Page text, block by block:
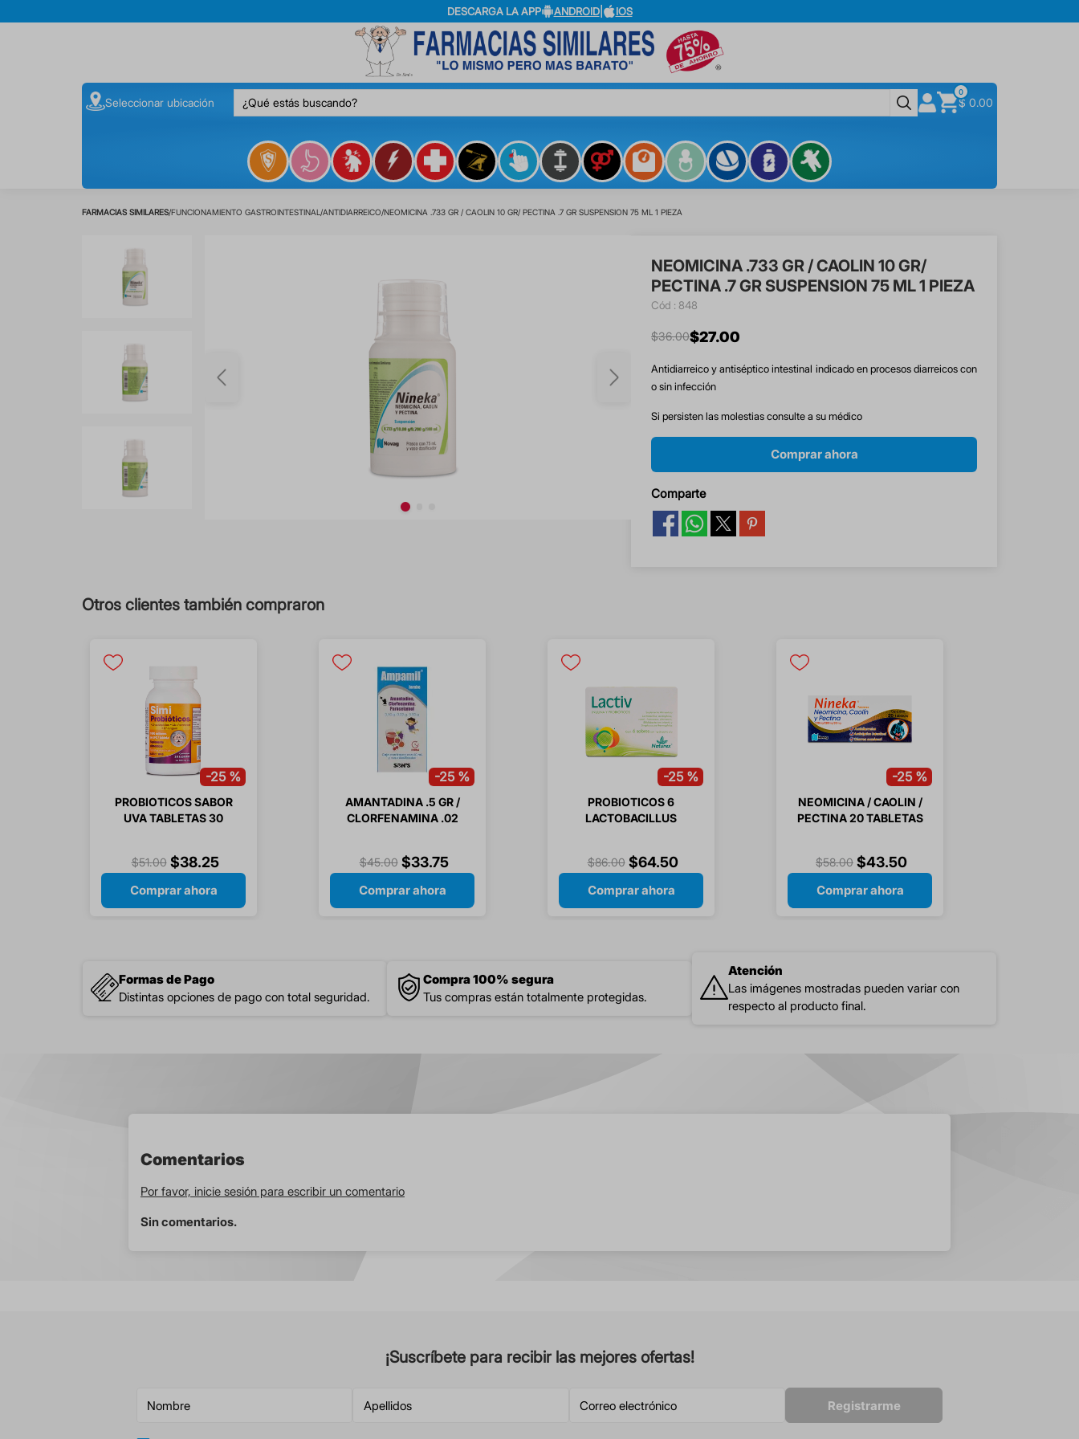
DESCARGA LA APP ANDROID| IOS
Seleccionar ubicación ¿Qué estás buscando? 0
$ 0.00
FUNCIONAMIENTO GASTROINTESTINAL ANTIDIARREICO NEOMICINA .733 GR / CAOLIN 10 GR/ PECTINA .7 GR SUSPENSION 75 ML 1 PIEZA
NEOMICINA .733 GR / CAOLIN 10 GR/
PECTINA .7 GR SUSPENSION 75 ML 1 PIEZA
: 848
$36.00$27.00
Antidiarreico y antiséptico intestinal indicado en procesos diarreicos con
o sin infección
Si persisten las molestias consulte a su médico
Comprar ahora
Comparte
Otros clientes también compraron
-25 %
PROBIOTICOS SABOR
UVA TABLETAS 30
$51.00 $38.25
Comprar ahora
-25 %
AMANTADINA .5 GR /
CLORFENAMINA .02
INFANTIL 60 ML 1
$45.00 $33.75
Comprar ahora
-25 %
PROBIOTICOS 6
LACTOBACILLUS
$86.00 $64.50
Comprar ahora
-25 %
NEOMICINA / CAOLIN /
PECTINA 20 TABLETAS
$58.00 $43.50
Comprar ahora
Formas de Pago
Distintas opciones de pago con total seguridad.
Compra 100% segura
Tus compras están totalmente protegidas.
Atención
Las imágenes mostradas pueden variar con
respecto al producto final.
Comentarios
Por favor, inicie sesión para escribir un comentario
Sin comentarios.
¡Suscríbete para recibir las mejores ofertas!
Registrarme